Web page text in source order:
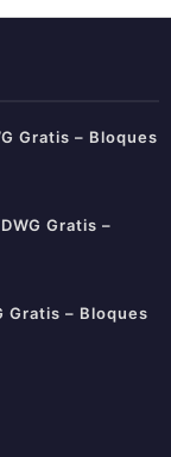
Gratis – Bloques
Gratis –
Gratis – Bloques